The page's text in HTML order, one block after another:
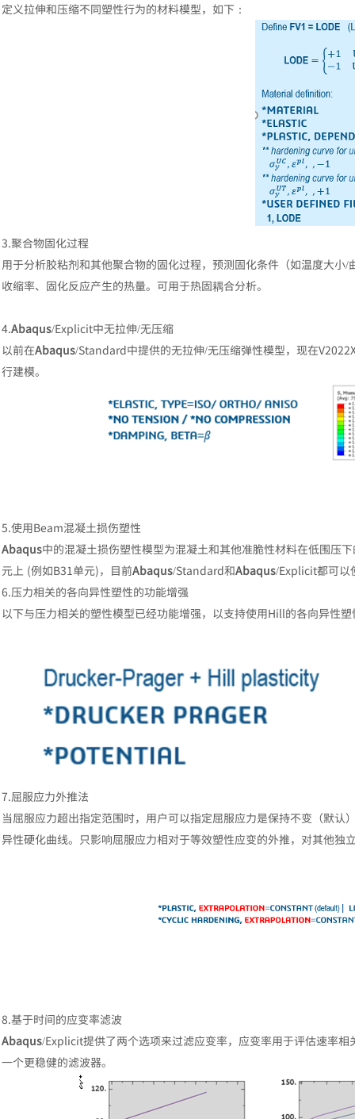
定义拉伸和压缩不同塑性行为的材料模型，如下：
3.聚合物固化过程
用于分析胶粘剂和其他聚合物的固化过程，预测固化条件（如温度大
收缩率、固化反应产生的热量。可用于热固耦合分析。
4.Abaqus/Explicit中无拉伸/无压缩
以前在Abaqus/Standard中提供的无拉伸/无压缩弹性模型，现在
行建模。
5.使用Beam混凝土损伤塑性
Abaqus中的混凝土损伤塑性模型为混凝土和其他准脆性材料在低围压
元上 (例如B31单元)，目前Abaqus/Standard和Abaqus/Explicit都可以
6.压力相关的各向异性塑性的功能增强
以下与压力相关的塑性模型已经功能增强，以支持使用Hill的各向异性
7.屈服应力外推法
当屈服应力超出指定范围时，用户可以指定屈服应力是保持不变（默
异性硬化曲线。只影响屈服应力相对于等效塑性应变的外推，对其他独
8.基于时间的应变率滤波
Abaqus/Explicit提供了两个选项来过滤应变率，应变率用于评估速率
一个更稳健的滤波器。